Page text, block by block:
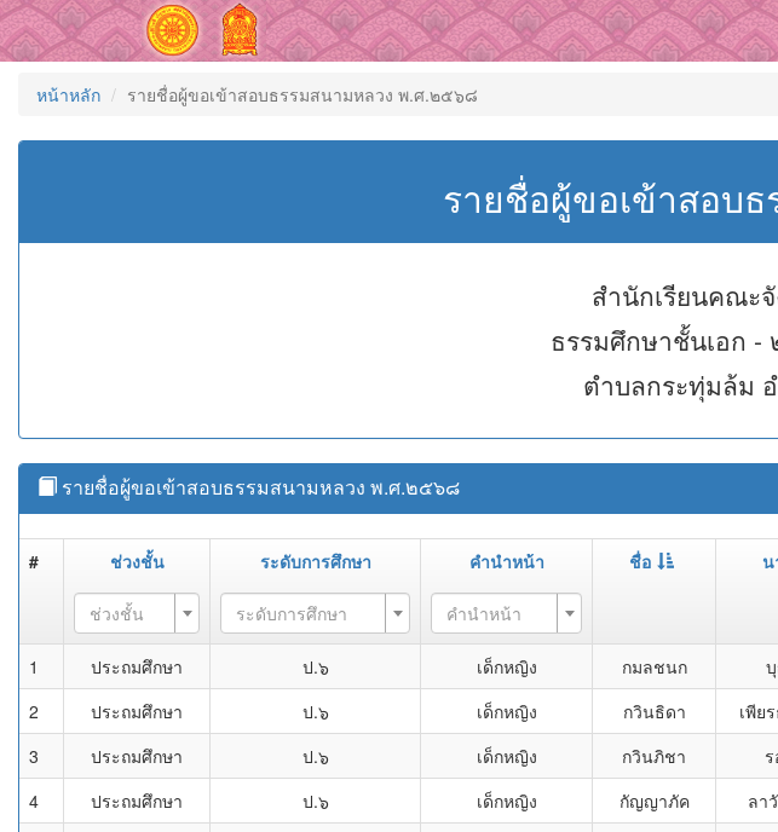
หน้าหลัก รายชื่อผู้ขอเข้าสอบธรรมสนามหลวง พ.ศ.๒๕๖๘
รายชื่อผู้ขอเข้าสอบ
สำนักเรียนคณะ
ธรรมศึกษาชั้นเอก -
ตำบลกระทุ่มล้ม
รายชื่อผู้ขอเข้าสอบธรรมสนามหลวง พ.ศ.๒๕๖๘
# ช่วงชั้น ระดับการศึกษา คำนำหน้า ชื่อ น
ช่วงชั้น ระดับการศึกษา คำนำหน้า
1 ประถมศึกษา ป.๖ เด็กหญิง กมลชนก
2
ประถมศึกษา ป.๖ เด็กหญิง กวินธิดา เพีย
3
ประถมศึกษา ป.๖ เด็กหญิง กวินภิชา
4
ประถมศึกษา ป.๖ เด็กหญิง กัญญาภัค ลา